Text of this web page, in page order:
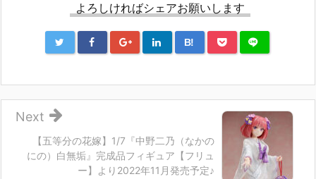
よろしければシェアお願いします
B!
【五等分の花嫁】1/7『中野二乃（なかの
にの）白無垢』完成品フィギュア【フリュ
ー】より2022年11月発売予定♪
Next